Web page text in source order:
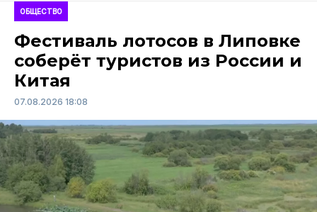
ОБЩЕСТВО
Фестиваль лотосов в Липовке
соберёт туристов из России и
Китая
07.08.2026 18:08